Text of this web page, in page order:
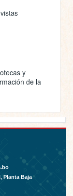
y
de la
Planta Baja